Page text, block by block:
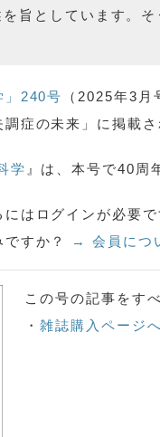
を旨としています。
」240号
（2025年3
調症の未来」に掲載
学 』は、本号で40周
はログインが必要で
すか？
→ 会員につ
この号の記事をす
・雑誌購入ページへ